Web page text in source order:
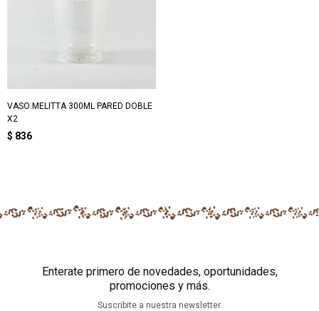
VASO MELITTA 300ML PARED DOBLE
X2
$ 836
Enterate primero de novedades, oportunidades,
promociones y más.
Suscribite a nuestra newsletter.